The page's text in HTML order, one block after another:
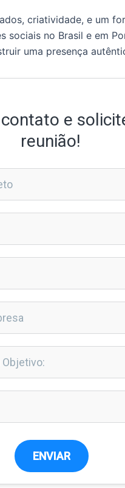
criatividade, e um
sociais no Brasil e em
uma presença